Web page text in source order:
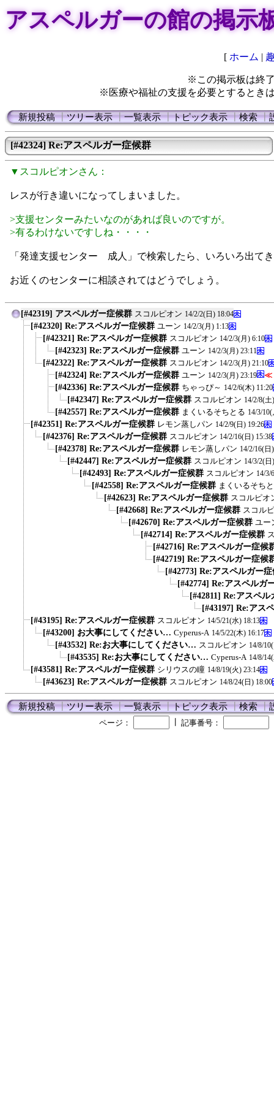
アスペルガーの館の掲示
[ ホーム |
※この掲示板は終
※医療や福祉の支援を必要とするとき
新規投稿┃ツリー表示┃一覧表示┃トピック表示┃検索┃
[#42324] Re:アスペルガー症候群
▼スコルピオンさん：
レスが行き違いになってしまいました。
>支援センターみたいなのがあれば良いのですが。
>有るわけないですしね・・・・
「発達支援センター 成人」で検索したら、いろいろ出て
お近くのセンターに相談されてはどうでしょう。
[#42319] アスペルガー症候群 スコルピオン 14/2/2(日) 18:04
[#42320] Re:アスペルガー症候群 ユーン 14/2/3(月) 1:13
[#42321] Re:アスペルガー症候群 スコルピオン 14/2/3(月) 6:10
[#42323] Re:アスペルガー症候群 ユーン 14/2/3(月) 23:11
[#42322] Re:アスペルガー症候群 スコルピオン 14/2/3(月) 21:10
[#42324] Re:アスペルガー症候群 ユーン 14/2/3(月) 23:19 ≪
[#42336] Re:アスペルガー症候群 ちゃっぴ～ 14/2/6(木) 11:20
[#42347] Re:アスペルガー症候群 スコルピオン 14/2/8(土
[#42557] Re:アスペルガー症候群 まくいるそちとる 14/3/
[#42351] Re:アスペルガー症候群 レモン蒸しパン 14/2/9(日) 19:26
[#42376] Re:アスペルガー症候群 スコルピオン 14/2/16(日) 15:38
[#42378] Re:アスペルガー症候群 レモン蒸しパン 14/2/16(日
[#42447] Re:アスペルガー症候群 スコルピオン 14/3/2(日
[#42493] Re:アスペルガー症候群 スコルピオン 14/3/
[#42558] Re:アスペルガー症候群 まくいるそち
[#42623] Re:アスペルガー症候群 スコルピオ
[#42668] Re:アスペルガー症候群 スコル
[#42670] Re:アスペルガー症候群 ユー
[#42714] Re:アスペルガー症候群
[#42716] Re:アスペルガー症候
[#42719] Re:アスペルガー症候
[#42773] Re:アスペルガー
[#42774] Re:アスペルガ
[#42811] Re:アスペル
[#43197] Re:アス
[#43195] Re:アスペルガー症候群 スコルピオン 14/5/21(水) 18:13
[#43200] お大事にしてください… Cyperus-A 14/5/22(木) 16:17
[#43532] Re:お大事にしてください… スコルピオン 14/8/
[#43535] Re:お大事にしてください… Cyperus-A 14/8/
[#43581] Re:アスペルガー症候群 シリウスの瞳 14/8/19(火) 23:14
[#43623] Re:アスペルガー症候群 スコルピオン 14/8/24(日) 18:00
新規投稿┃ツリー表示┃一覧表示┃トピック表示┃検索┃
ページ： 記事番号：